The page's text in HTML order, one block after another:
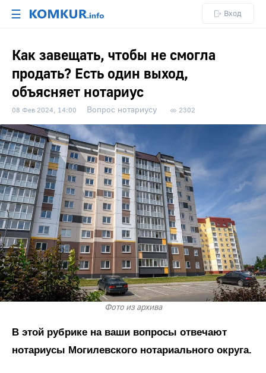
☰ Вход
Как завещать, чтобы не смогла
продать? Есть один выход,
объясняет нотариус
08 Фев 2024, 14:00 Вопрос нотариусу 2302
Фото из архива
В этой рубрике на ваши вопросы отвечают
нотариусы Могилевского нотариального округа.